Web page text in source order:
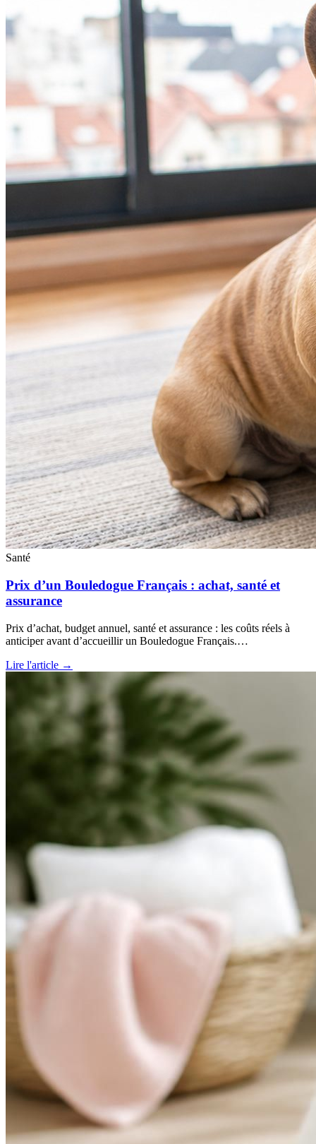
Santé
Prix d’un Bouledogue Français : achat, santé et
assurance
Prix d’achat, budget annuel, santé et assurance : les coûts réels à
anticiper avant d’accueillir un Bouledogue Français.…
Lire l'article →